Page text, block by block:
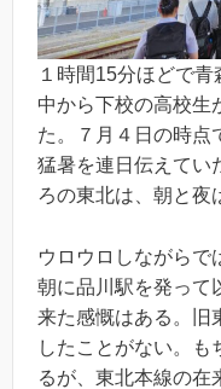
１時間15分ほどで
中から下校の高校生
た。７月４日の時点
猛暑を連日伝えてい
ろの東北は、朝と夜
ウロウロしながらで
朝に品川駅を発って
来た感慨はある。旧
したことがない。も
るが、東北本線の在